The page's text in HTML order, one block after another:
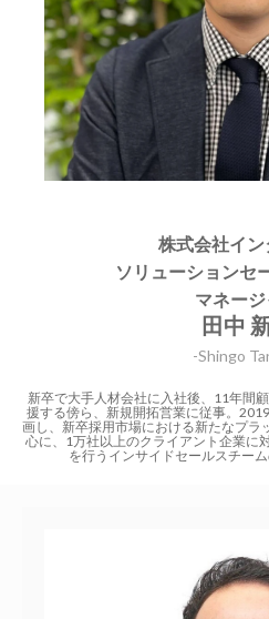
株式会社イ
ソリューションセ
マネー
田中
-Shingo
新卒で大手人材会社に入社後、11年間
援する傍ら、新規開拓営業に従事。
画し、新卒採用市場における新たなプラ
心に、1万社以上のクライアント企業に
を行うインサイドセールスチー